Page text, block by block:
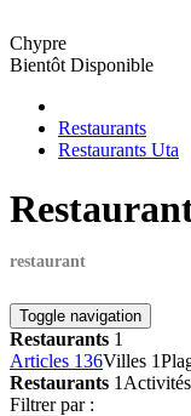
Chypre
Bientôt Disponible
Restaurants
Restaurants Uta
restaurant
Toggle navigation
Restaurants 1
Articles 136Villes 1
Restaurants 1 Activités
Filtrer par :